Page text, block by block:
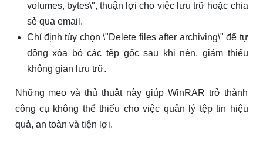
volumes, bytes\", thuận lợi cho việc lưu trữ hoặc chia
sẻ qua email.
Chỉ định tùy chọn \"Delete files after archiving\" để tự
động xóa bỏ các tệp gốc sau khi nén, giảm thiểu
không gian lưu trữ.
Những mẹo và thủ thuật này giúp WinRAR trở thành
công cụ không thể thiếu cho việc quản lý tệp tin hiệu
quả, an toàn và tiện lợi.